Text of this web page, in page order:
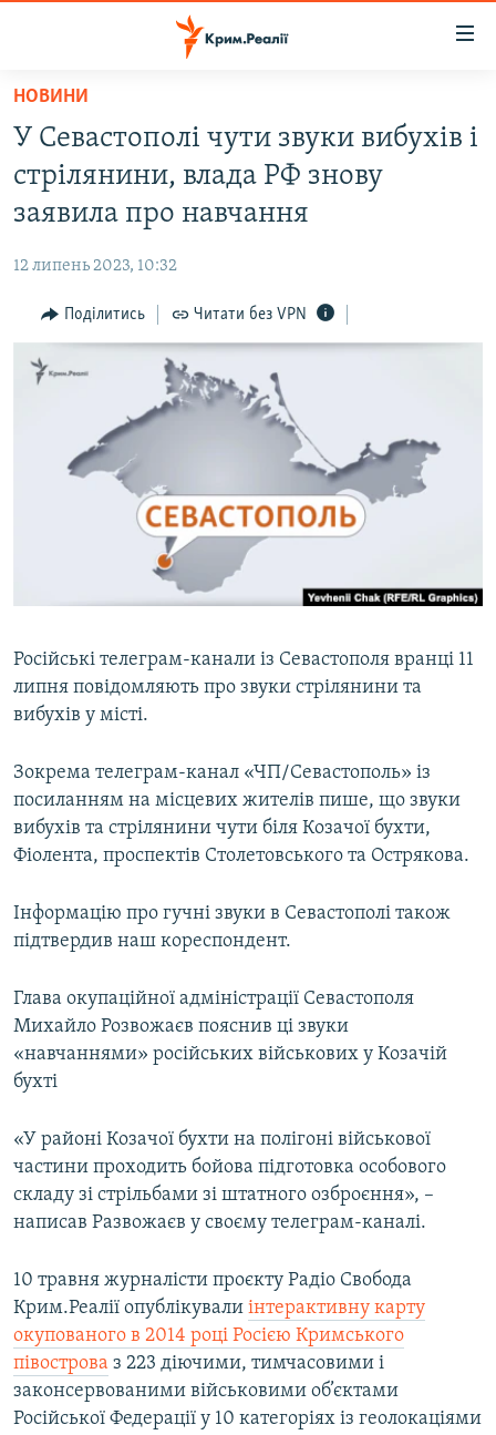
Перейти
основного
матеріалу
Перейти
до
основної
Перейти
до
пошуку
ВІДЕО ТА ФОТО
БЛОГИ
ПОГЛЯД
ІНТЕРВ'Ю
СПЕЦПРОЕКТИ
ДЕПОРТАЦІЯ
ВІДЕОУРОКИ «ELIFBE»
СВІДЧЕННЯ ОКУПАЦІЇ
УКРАЇНСЬКА ПРОБЛЕМА КРИМУ
ЯК ОБІЙТИ БЛОКУВАННЯ
НОВИНИ
У Севастополі чути звуки вибухів і
стрілянини, влада РФ знову
заявила про навчання
12 липень 2023, 10:32
Поділитись Читати без VPN
Російські телеграм-канали із Севастополя вранці 11
липня повідомляють про звуки стрілянини та
вибухів у місті.
Зокрема телеграм-канал «ЧП/Севастополь» із
посиланням на місцевих жителів пише, що звуки
вибухів та стрілянини чути біля Козачої бухти,
Фіолента, проспектів Столетовського та Острякова.
Інформацію про гучні звуки в Севастополі також
підтвердив наш кореспондент.
Глава окупаційної адміністрації Севастополя
Михайло Розвожаєв пояснив ці звуки
«навчаннями» російських військових у Козачій
бухті
«У районі Козачої бухти на полігоні військової
частини проходить бойова підготовка особового
складу зі стрільбами зі штатного озброєння», –
написав Развожаєв у своєму телеграм-каналі.
10 травня журналісти проєкту Радіо Свобода
Крим.Реалії опублікували інтерактивну карту
окупованого в 2014 році Росією Кримського
півострова з 223 діючими, тимчасовими і
законсервованими військовими об’єктами
Російської Федерації у 10 категоріях із геолокаціями